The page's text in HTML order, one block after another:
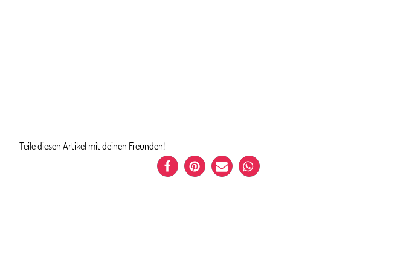
Teile diesen Artikel mit deinen Freunden!